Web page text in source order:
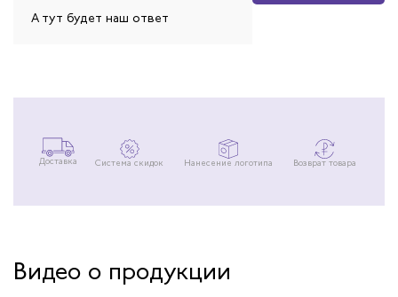
А тут будет наш ответ
Доставка Система скидок Нанесение логотипа Возврат товара
Видео о продукции